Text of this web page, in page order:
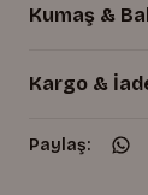
Kumaş &
Kargo &
Paylaş: